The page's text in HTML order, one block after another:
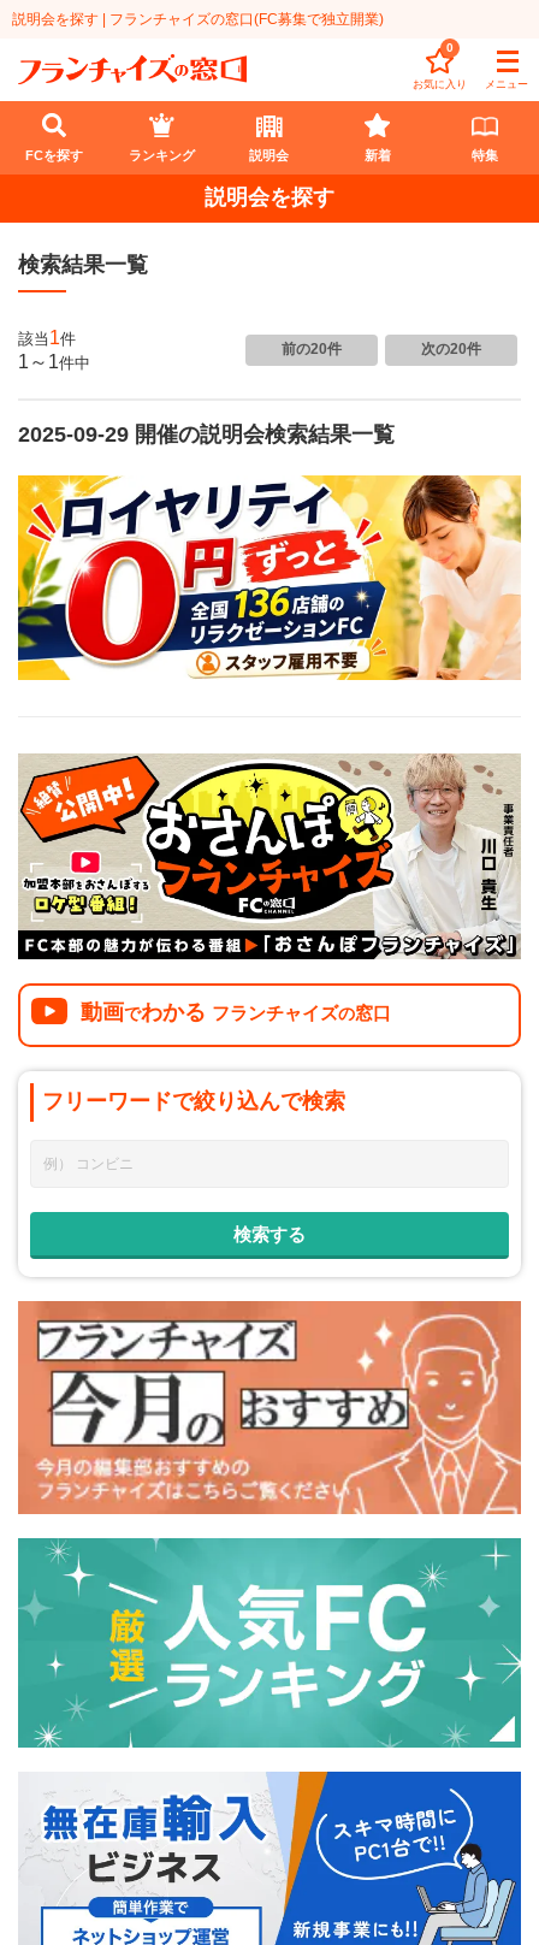
説明会を探す | フランチャイズの窓口(FC募集で独立開業)
お気に入り
0
メニュー
FCを探す
業種
代理店業
飲食・菓子業
サービス業
無店舗系
小売業
介護・福祉業
美容・健康業
インターン独立・社員募集
開業資金
101万円～300万円
301万円～500万円
501万円～1000万円
1001万円以上
北海道
東北
甲信越・北陸
関東
東海
中国
九州・沖縄
ランキング
総合ランキング
介護
塾
飲食
夫婦で開業
脱サラで開業
法人様オススメ
副業・サイドビジネス
週間ランキング
説明会
イベント
お役立ち情報コラム
FCを探す ランキング 説明会 新着 特集
説明会を探す
検索結果一覧
該当 1件
1～1件中
前の20件 次の20件
2025-09-29 開催の説明会検索結果一覧
動画でわかる フランチャイズの窓口
フリーワードで絞り込んで検索